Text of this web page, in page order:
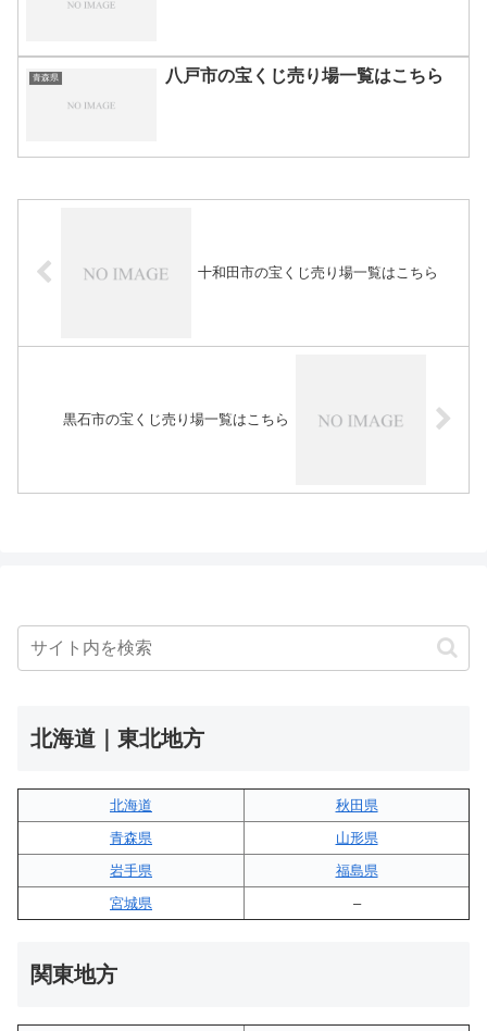
青森県 八戸市の宝くじ売り場一覧はこちら
十和田市の宝くじ売り場一覧はこちら
黒石市の宝くじ売り場一覧はこちら
北海道｜東北地方
北海道
秋田県
青森県
山形県
岩手県
福島県
宮城県
–
関東地方